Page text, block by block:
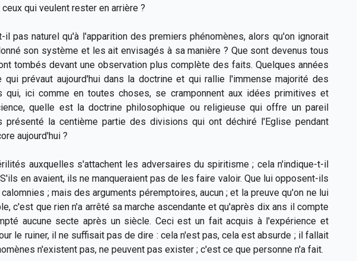
qui veulent rester en arrière ?
pas naturel qu'à l'apparition des premiers phénomènes, alors qu'on ignorait
son système et les ait envisagés à sa manière ? Que sont devenus tous
tombés devant une observation plus complète des faits. Quelques années
prévaut aujourd'hui dans la doctrine et qui rallie l'immense majorité des
qui, ici comme en toutes choses, se cramponnent aux idées primitives et
quelle est la doctrine philosophique ou religieuse qui offre un pareil
la centième partie des divisions qui ont déchiré l'Eglise pendant
aujourd'hui ?
auxquelles s'attachent les adversaires du spiritisme ; cela n'indique-t-il
en avaient, ils ne manqueraient pas de les faire valoir. Que lui opposent-ils
; mais des arguments péremptoires, aucun ; et la preuve qu'on ne lui
c'est que rien n'a arrêté sa marche ascendante et qu'après dix ans il compte
aucune secte après un siècle. Ceci est un fait acquis à l'expérience et
le ruiner, il ne suffisait pas de dire : cela n'est pas, cela est absurde ; il fallait
n'existent pas, ne peuvent pas exister ; c'est ce que personne n'a fait.